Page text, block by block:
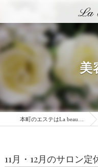
美
11月・12月のサロン